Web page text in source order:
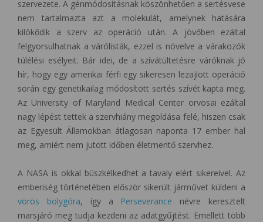
szervezete. A génmódosításnak köszönhetően a sertésvese
nem tartalmazta azt a molekulát, amelynek hatására
kilökődik a szerv az operáció után. A jövőben ezáltal
felgyorsulhatnak a várólisták, ezzel is növelve a várakozók
túlélési esélyeit. Bár idei, de a szívátültetésre váróknak jó
hír, hogy egy amerikai férfi egy sikeresen lezajlott operáció
során egy genetikailag módosított sertés szívét kapta meg.
Az University of Maryland Medical Center orvosai ezáltal
nagy lépést tettek a szervhiány megoldása felé, hiszen csak
az Egyesült Államokban átlagosan naponta 17 ember hal
meg, amiért nem jutott időben életmentő szervhez.
A NASA is okkal büszkélkedhet a tavaly elért sikereivel. Az
emberiség történetében először sikerült járművet küldeni a
vörös bolygóra, így a Perseverance névre keresztelt
marsjáró meg tudja kezdeni az adatgyűjtést. Emellett több